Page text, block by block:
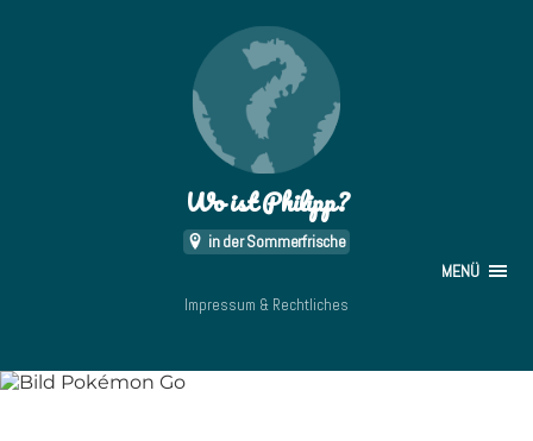
Wo ist Philipp?
in der Sommerfrische
MENÜ
Impressum & Rechtliches